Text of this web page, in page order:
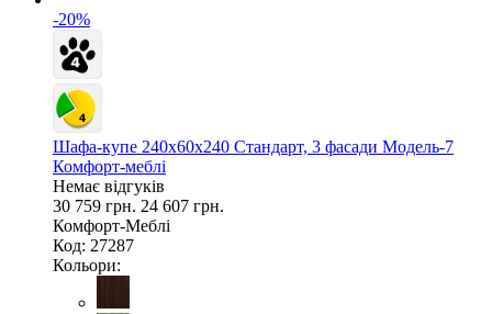
-20%
Шафа-купе 240х60х240 Стандарт, 3 фасади Модель-7
Комфорт-меблі
Немає відгуків
30 759 грн. 24 607 грн.
Комфорт-Меблі
Код: 27287
Кольори: